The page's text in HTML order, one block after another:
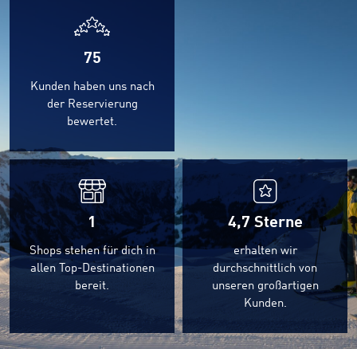
75
Kunden haben uns nach
der Reservierung
bewertet.
1
Shops stehen für dich in
allen Top-Destinationen
bereit.
4,7Sterne
erhalten wir
durchschnittlich von
unseren großartigen
Kunden.